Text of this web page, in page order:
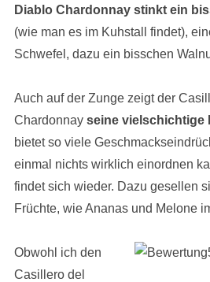
Diablo Chardonnay stinkt ein
(wie man es im Kuhstall findet),
Schwefel, dazu ein bisschen
Auch auf der Zunge zeigt der
Chardonnay seine vielschichtige
bietet so viele
einmal nichts wirklich einordnen
findet sich wieder. Dazu gesellen
Früchte, wie Ananas und Melone
Obwohl ich den
Casillero del